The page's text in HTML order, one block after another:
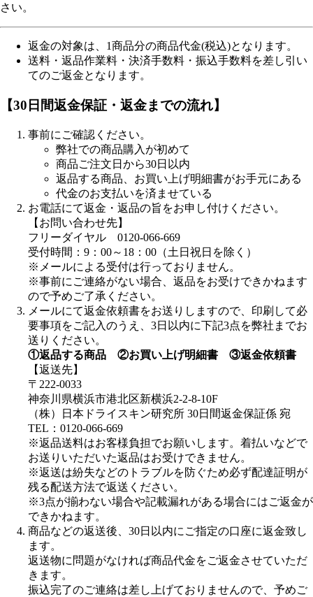
さい。
返金の対象は、1商品分の商品代金(税込)となります。
送料・返品作業料・決済手数料・振込手数料を差し引い
てのご返金となります。
【30日間返金保証・返金までの流れ】
事前にご確認ください。
弊社での商品購入が初めて
商品ご注文日から30日以内
返品する商品、お買い上げ明細書がお手元にある
代金のお支払いを済ませている
お電話にて返金・返品の旨をお申し付けください。
【お問い合わせ先】
フリーダイヤル 0120-066-669
受付時間：9：00～18：00（土日祝日を除く）
※メールによる受付は行っておりません。
※事前にご連絡がない場合、返品をお受けできかねます
ので予めご了承ください。
メールにて返金依頼書をお送りしますので、印刷して必
要事項をご記入のうえ、3日以内に下記3点を弊社までお
送りください。
①返品する商品 ②お買い上げ明細書 ③返金依頼書
【返送先】
〒222-0033
神奈川県横浜市港北区新横浜2-2-8-10F
（株）日本ドライスキン研究所 30日間返金保証係 宛
TEL：0120-066-669
※返品送料はお客様負担でお願いします。着払いなどで
お送りいただいた返品はお受けできません。
※返送は紛失などのトラブルを防ぐため必ず配達証明が
残る配送方法で返送ください。
※3点が揃わない場合や記載漏れがある場合にはご返金が
できかねます。
商品などの返送後、30日以内にご指定の口座に返金致し
ます。
返送物に問題がなければ商品代金をご返金させていただ
きます。
振込完了のご連絡は差し上げておりませんので、予めご